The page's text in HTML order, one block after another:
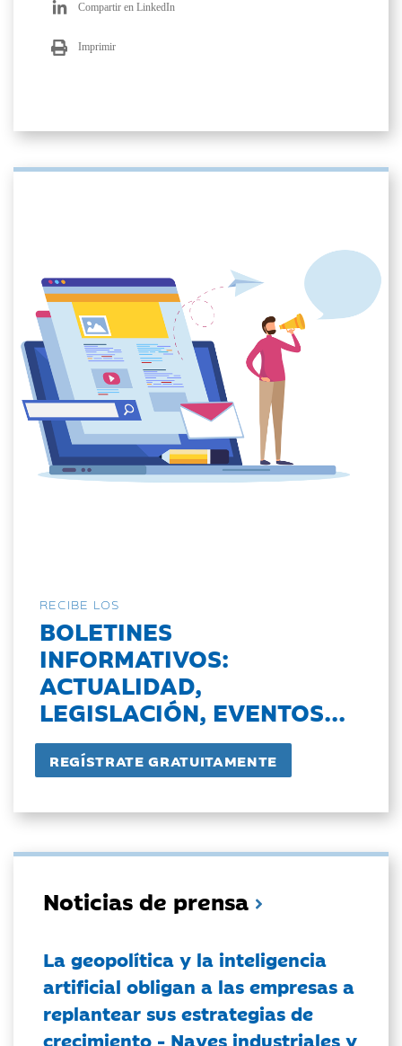
Compartir en LinkedIn
Imprimir
RECIBE LOS
BOLETINES
INFORMATIVOS:
ACTUALIDAD,
LEGISLACIÓN, EVENTOS...
Noticias de prensa
La geopolítica y la inteligencia
artificial obligan a las empresas a
replantear sus estrategias de
crecimiento - Naves industriales y